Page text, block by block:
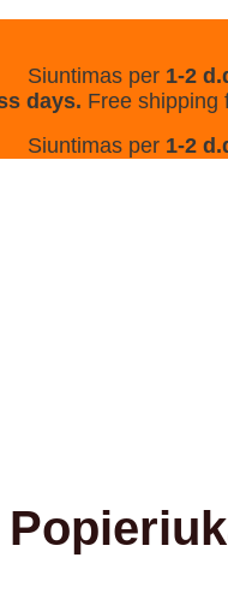
Siuntimas per 1-2
days. Free shipping
Siuntimas per 1-2